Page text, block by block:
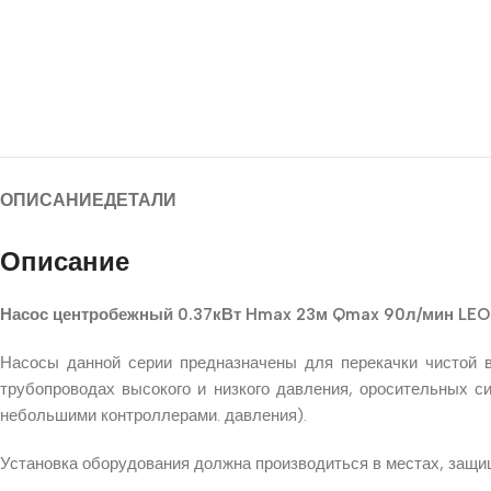
ОПИСАНИЕДЕТАЛИ
Описание
Насос центробежный 0.37кВт Hmax 23м Qmax 90л/мин
Насосы данной серии предназначены для перекачки
трубопроводах высокого и низкого давления,
небольшими контроллерами. давления).
Установка оборудования должна производиться в местах,